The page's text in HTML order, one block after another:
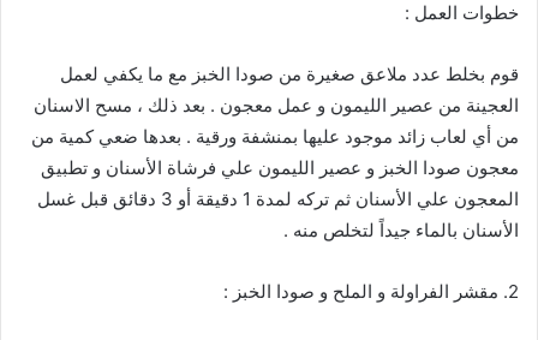
خطوات العمل :
قوم بخلط عدد ملاعق صغيرة من صودا الخبز مع ما يكفي لعمل
العجينة من عصير الليمون و عمل معجون . بعد ذلك ، مسح الاسنان
من أي لعاب زائد موجود عليها بمنشفة ورقية . بعدها ضعي كمية من
معجون صودا الخبز و عصير الليمون علي فرشاة الأسنان و تطبيق
المعجون علي الأسنان ثم تركه لمدة 1 دقيقة أو 3 دقائق قبل غسل
الأسنان بالماء جيداً لتخلص منه .
2. مقشر الفراولة و الملح و صودا الخبز :